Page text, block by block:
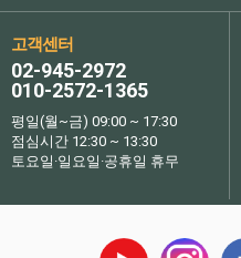
고객센터
02-945-2972
010-2572-1365
평일(월~금) 09:00 ~ 17:30
점심시간 12:30 ~ 13:30
토요일·일요일·공휴일 휴무